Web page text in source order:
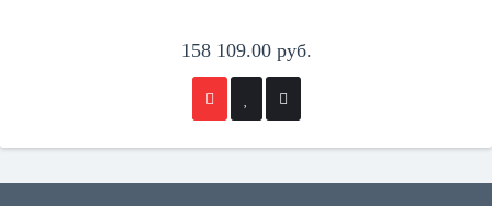
158 109.00 руб.